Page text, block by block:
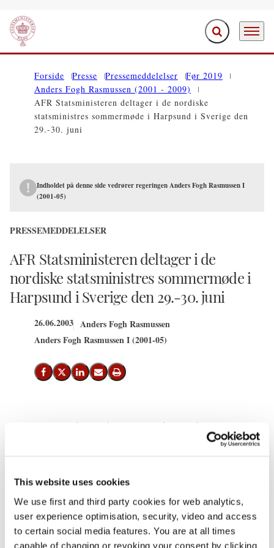
This website uses cookies
We use first and third party cookies for web analytics,
user experience optimisation, security, video and access
to certain social media features. You are at all times
capable of changing or revoking your consent by clicking
Gå til forsiden Fold søgefelt ud
Menu
Forside Presse Pressemeddelelser
Før 2019
Anders Fogh Rasmussen (2001 - 2009)
AFR Statsministeren deltager i de nordiske
statsministres sommermøde i Harpsund i Sverige den
29.-30. juni
Indholdet på denne side vedrører regeringen Anders Fogh Rasmussen I
(2001-05)
PRESSEMEDDELELSER
AFR Statsministeren deltager i de
nordiske statsministres sommermøde i
Harpsund i Sverige den 29.-30. juni
26.06.2003 Anders Fogh Rasmussen
Anders Fogh Rasmussen I (2001-05)
Del på Facebook
Del på X (Twitter)
Del på LinkedIn
Send email
Print
Statsminister Anders Fogh Rasmussen deltager den 29.-30. juni i
de nordiske statsministres årlige sommermøde i Harpsund i
Det nordiske statsministre afholder søndag eftermiddag et møde,
hvor de vil drøfte styrket nordisk-baltisk samarbejde i EU, aktuelle
EU-spørgsmål, forholdet til Rusland, de transatlantiske
forbindelser og kampen mod terror.